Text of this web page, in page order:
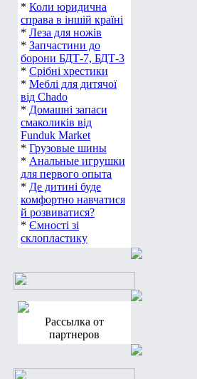
* Коли юридична
справа в іншій країні
* Леза для ножів
* Запчастини до
борони БДТ-7, БДТ-3
* Срібні хрестики
* Меблі для дитячої
від Chado
* Домашні запаси
смаколиків від
Funduk Market
* Грузовые шины
* Анальные игрушки
для первого опыта
* Де дитині буде
комфортно навчатися
й розвиватися?
* Ємності зі
склопластику
Рассылка от
партнеров